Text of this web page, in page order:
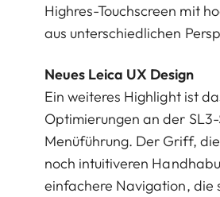
Highres-Touchscreen mit
aus unterschiedlichen
Neues Leica UX Design
Ein weiteres Highlight ist
Optimierungen an der
Menüführung. Der Griff,
noch intuitiveren
einfachere Navigation, die